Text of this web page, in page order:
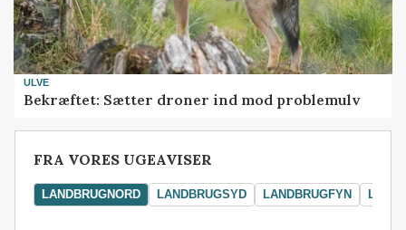
ULVE
Bekræftet: Sætter droner ind mod problemulv
FRA VORES UGEAVISER
LANDBRUGNORD LANDBRUGSYD LANDBRUGFYN